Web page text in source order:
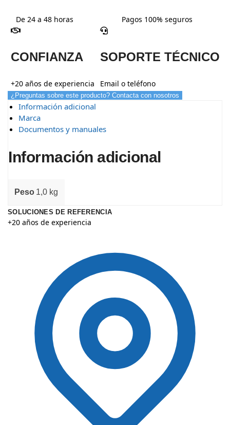
De 24 a 48 horas Pagos 100% seguros
CONFIANZA
+20 años de experiencia
SOPORTE TÉCNICO
Email o teléfono
¿Preguntas sobre este producto? Contacta con nosotros
Información adicional
Marca
Documentos y manuales
Información adicional
Peso 1,0 kg
SOLUCIONES DE REFERENCIA
+20 años de experiencia